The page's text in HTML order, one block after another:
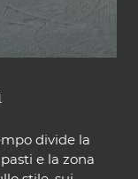
divide la
e la zona